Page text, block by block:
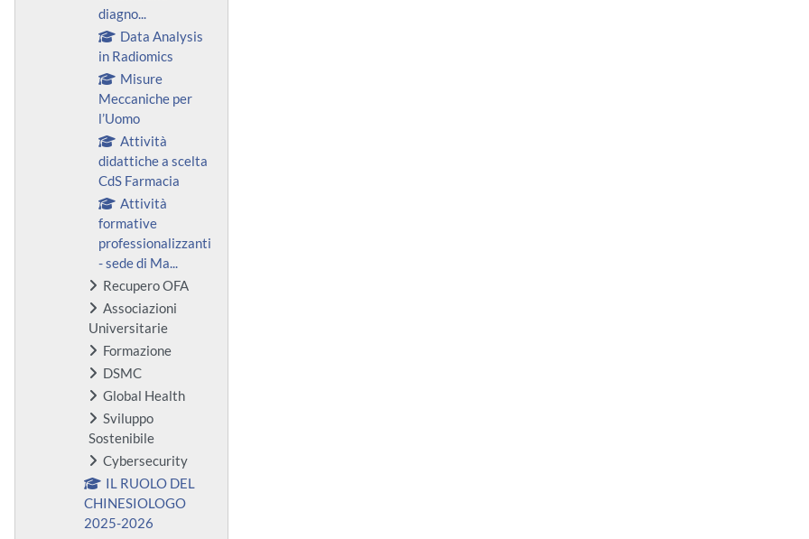
diagno...
Data Analysis
in Radiomics
Misure
Meccaniche per
l’Uomo
Attività
didattiche a scelta
CdS Farmacia
Attività
formative
professionalizzanti
- sede di Ma...
Recupero OFA
Associazioni
Universitarie
Formazione
DSMC
Global Health
Sviluppo
Sostenibile
Cybersecurity
IL RUOLO DEL
CHINESIOLOGO
2025-2026